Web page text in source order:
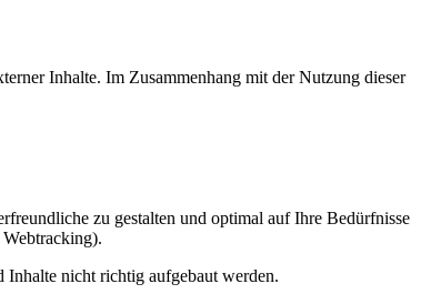
Inhalte. Im Zusammenhang mit der Nutzung dieser
zu gestalten und optimal auf Ihre Bedürfnisse
nicht richtig aufgebaut werden.